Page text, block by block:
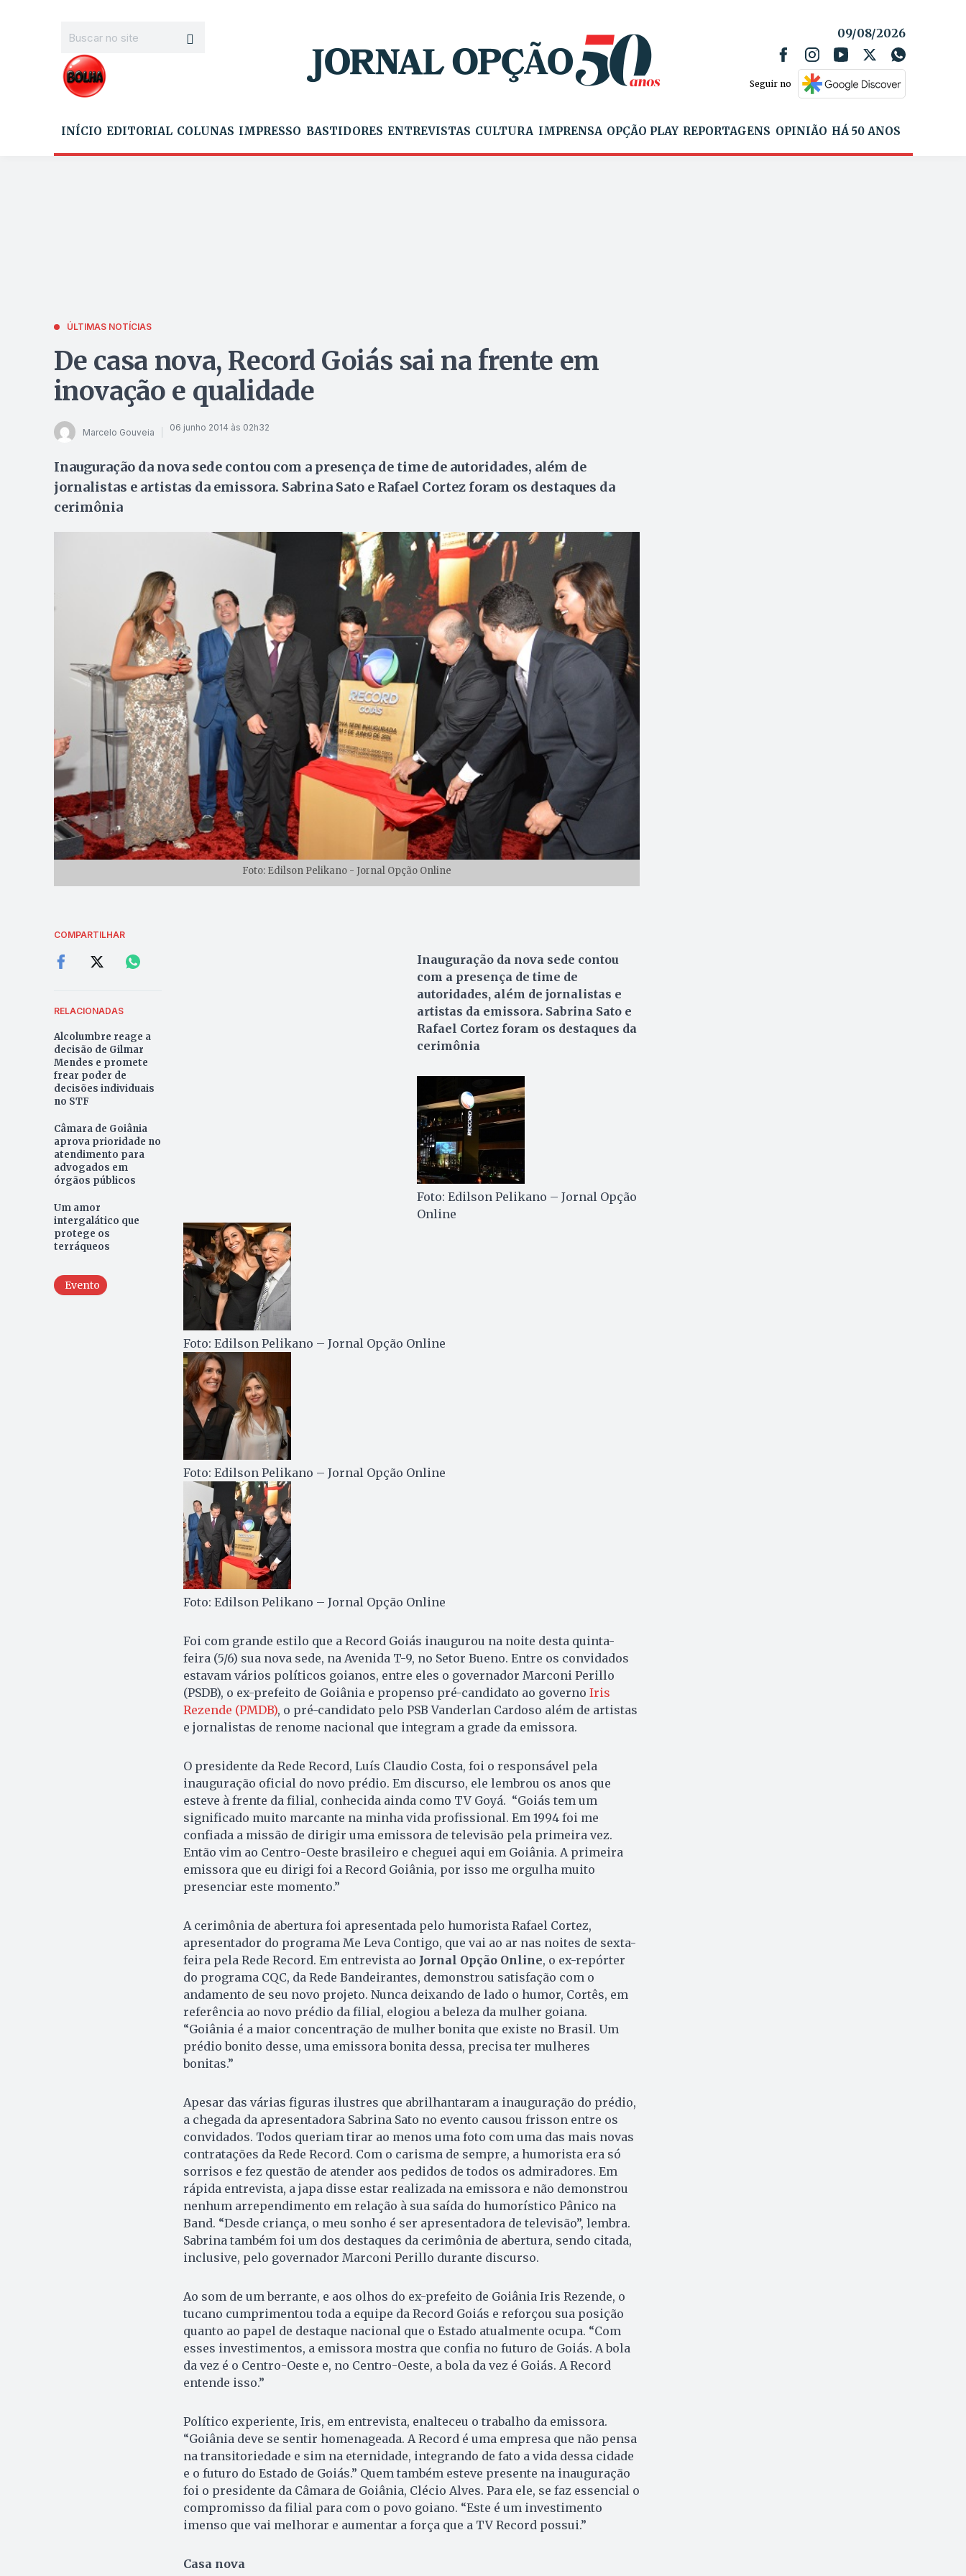
09/08/2026
Seguir no
INÍCIO EDITORIAL COLUNAS IMPRESSO BASTIDORES ENTREVISTAS CULTURA IMPRENSA OPÇÃO PLAY REPORTAGENS OPINIÃO HÁ 50 ANOS
ÚLTIMAS NOTÍCIAS
De casa nova, Record Goiás sai na frente em
inovação e qualidade
Marcelo Gouveia 06 junho 2014 às 02h32
Inauguração da nova sede contou com a presença de time de autoridades, além de
jornalistas e artistas da emissora. Sabrina Sato e Rafael Cortez foram os destaques da
cerimônia
Foto: Edilson Pelikano - Jornal Opção Online
COMPARTILHAR
RELACIONADAS
Alcolumbre reage a
decisão de Gilmar
Mendes e promete
frear poder de
decisões individuais
no STF
Câmara de Goiânia
aprova prioridade no
atendimento para
advogados em
órgãos públicos
Um amor
intergalático que
protege os
terráqueos
Evento
Inauguração da nova sede contou
com a presença de time de
autoridades, além de jornalistas e
artistas da emissora. Sabrina Sato e
Rafael Cortez foram os destaques da
cerimônia
Foto: Edilson Pelikano – Jornal Opção
Online
Foto: Edilson Pelikano – Jornal Opção Online
Foto: Edilson Pelikano – Jornal Opção Online
Foto: Edilson Pelikano – Jornal Opção Online
Foi com grande estilo que a Record Goiás inaugurou na noite desta quinta-
feira (5/6) sua nova sede, na Avenida T-9, no Setor Bueno. Entre os convidados
estavam vários políticos goianos, entre eles o governador Marconi Perillo
(PSDB), o ex-prefeito de Goiânia e propenso pré-candidato ao governo Iris
Rezende (PMDB), o pré-candidato pelo PSB Vanderlan Cardoso além de artistas
e jornalistas de renome nacional que integram a grade da emissora.
O presidente da Rede Record, Luís Claudio Costa, foi o responsável pela
inauguração oficial do novo prédio. Em discurso, ele lembrou os anos que
esteve à frente da filial, conhecida ainda como TV Goyá. “Goiás tem um
significado muito marcante na minha vida profissional. Em 1994 foi me
confiada a missão de dirigir uma emissora de televisão pela primeira vez.
Então vim ao Centro-Oeste brasileiro e cheguei aqui em Goiânia. A primeira
emissora que eu dirigi foi a Record Goiânia, por isso me orgulha muito
presenciar este momento.”
A cerimônia de abertura foi apresentada pelo humorista Rafael Cortez,
apresentador do programa Me Leva Contigo, que vai ao ar nas noites de sexta-
feira pela Rede Record. Em entrevista ao Jornal Opção Online, o ex-repórter
do programa CQC, da Rede Bandeirantes, demonstrou satisfação com o
andamento de seu novo projeto. Nunca deixando de lado o humor, Cortês, em
referência ao novo prédio da filial, elogiou a beleza da mulher goiana.
“Goiânia é a maior concentração de mulher bonita que existe no Brasil. Um
prédio bonito desse, uma emissora bonita dessa, precisa ter mulheres
bonitas.”
Apesar das várias figuras ilustres que abrilhantaram a inauguração do prédio,
a chegada da apresentadora Sabrina Sato no evento causou frisson entre os
convidados. Todos queriam tirar ao menos uma foto com uma das mais novas
contratações da Rede Record. Com o carisma de sempre, a humorista era só
sorrisos e fez questão de atender aos pedidos de todos os admiradores. Em
rápida entrevista, a japa disse estar realizada na emissora e não demonstrou
nenhum arrependimento em relação à sua saída do humorístico Pânico na
Band. “Desde criança, o meu sonho é ser apresentadora de televisão”, lembra.
Sabrina também foi um dos destaques da cerimônia de abertura, sendo citada,
inclusive, pelo governador Marconi Perillo durante discurso.
Ao som de um berrante, e aos olhos do ex-prefeito de Goiânia Iris Rezende, o
tucano cumprimentou toda a equipe da Record Goiás e reforçou sua posição
quanto ao papel de destaque nacional que o Estado atualmente ocupa. “Com
esses investimentos, a emissora mostra que confia no futuro de Goiás. A bola
da vez é o Centro-Oeste e, no Centro-Oeste, a bola da vez é Goiás. A Record
entende isso.”
Político experiente, Iris, em entrevista, enalteceu o trabalho da emissora.
“Goiânia deve se sentir homenageada. A Record é uma empresa que não pensa
na transitoriedade e sim na eternidade, integrando de fato a vida dessa cidade
e o futuro do Estado de Goiás.” Quem também esteve presente na inauguração
foi o presidente da Câmara de Goiânia, Clécio Alves. Para ele, se faz essencial o
compromisso da filial para com o povo goiano. “Este é um investimento
imenso que vai melhorar e aumentar a força que a TV Record possui.”
Casa nova